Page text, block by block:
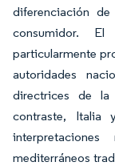
diferenciación
consumidor.
particularmente
autoridades
directrices de la
contraste, Italia
mediterráneos